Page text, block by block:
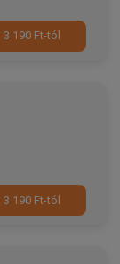
3 190 Ft-tól
3 190 Ft-tól